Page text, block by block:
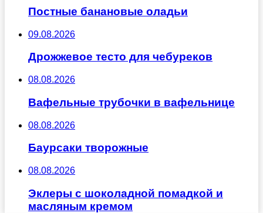
Постные банановые оладьи
09.08.2026
Дрожжевое тесто для чебуреков
08.08.2026
Вафельные трубочки в вафельнице
08.08.2026
Баурсаки творожные
08.08.2026
Эклеры с шоколадной помадкой и
масляным кремом